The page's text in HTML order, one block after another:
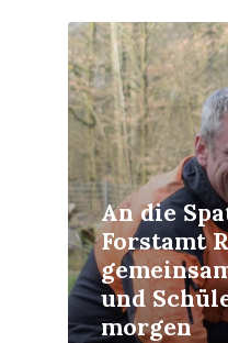
An die
Forstamt
und
morgen
Read
More